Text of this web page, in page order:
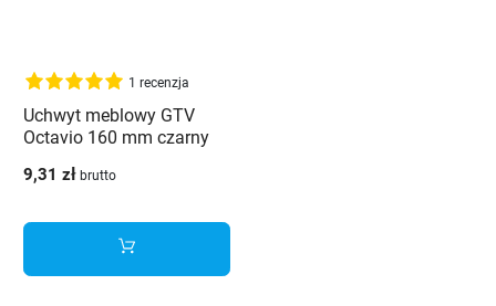
1 recenzja
Uchwyt meblowy GTV
Octavio 160 mm czarny
9,31 zł brutto